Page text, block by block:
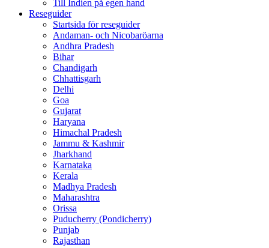
Till Indien på egen hand
Reseguider
Startsida för reseguider
Andaman- och Nicobaröarna
Andhra Pradesh
Bihar
Chandigarh
Chhattisgarh
Delhi
Goa
Gujarat
Haryana
Himachal Pradesh
Jammu & Kashmir
Jharkhand
Karnataka
Kerala
Madhya Pradesh
Maharashtra
Orissa
Puducherry (Pondicherry)
Punjab
Rajasthan